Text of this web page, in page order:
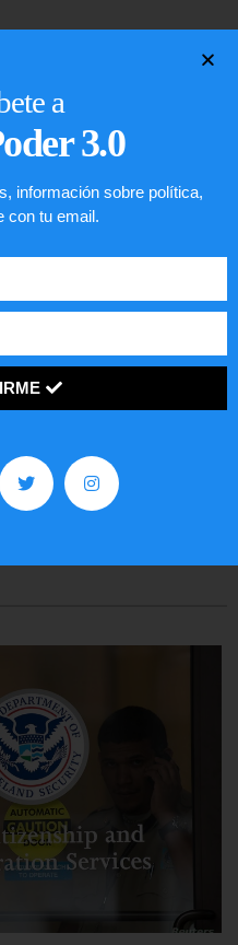
a
3.0
información sobre política,
con tu email.